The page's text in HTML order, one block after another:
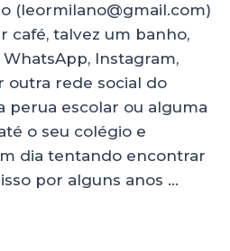
(leormilano@gmail.com)
café, talvez um banho,
Instagram,
outra rede social do
perua escolar ou alguma
o seu colégio e
dia tentando encontrar
isso por alguns anos …